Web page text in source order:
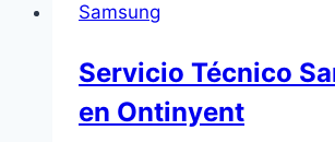
Samsung
Servicio Técnico
en Ontinyent